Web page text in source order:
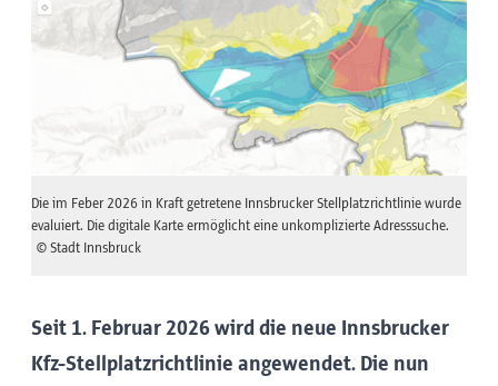
Die im Feber 2026 in Kraft getretene Innsbrucker Stellplatzrichtlinie wurde
evaluiert. Die digitale Karte ermöglicht eine unkomplizierte Adresssuche.
© Stadt Innsbruck
Seit 1. Februar 2026 wird die neue Innsbrucker
Kfz-Stellplatzrichtlinie angewendet. Die nun